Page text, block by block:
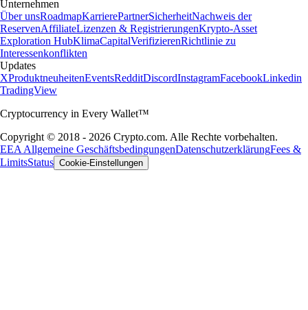
Unternehmen
Über unsRoadmapKarrierePartnerSicherheitNachweis der
ReservenAffiliateLizenzen & RegistrierungenKrypto-Asset
Exploration HubKlimaCapitalVerifizierenRichtlinie zu
Interessenkonflikten
Updates
XProduktneuheitenEventsRedditDiscordInstagramFacebookLinkedin
TradingView
Cryptocurrency in Every Wallet™
Copyright © 2018 - 2026 Crypto.com. Alle Rechte vorbehalten.
EEA Allgemeine GeschäftsbedingungenDatenschutzerklärungFees &
LimitsStatus Cookie-Einstellungen